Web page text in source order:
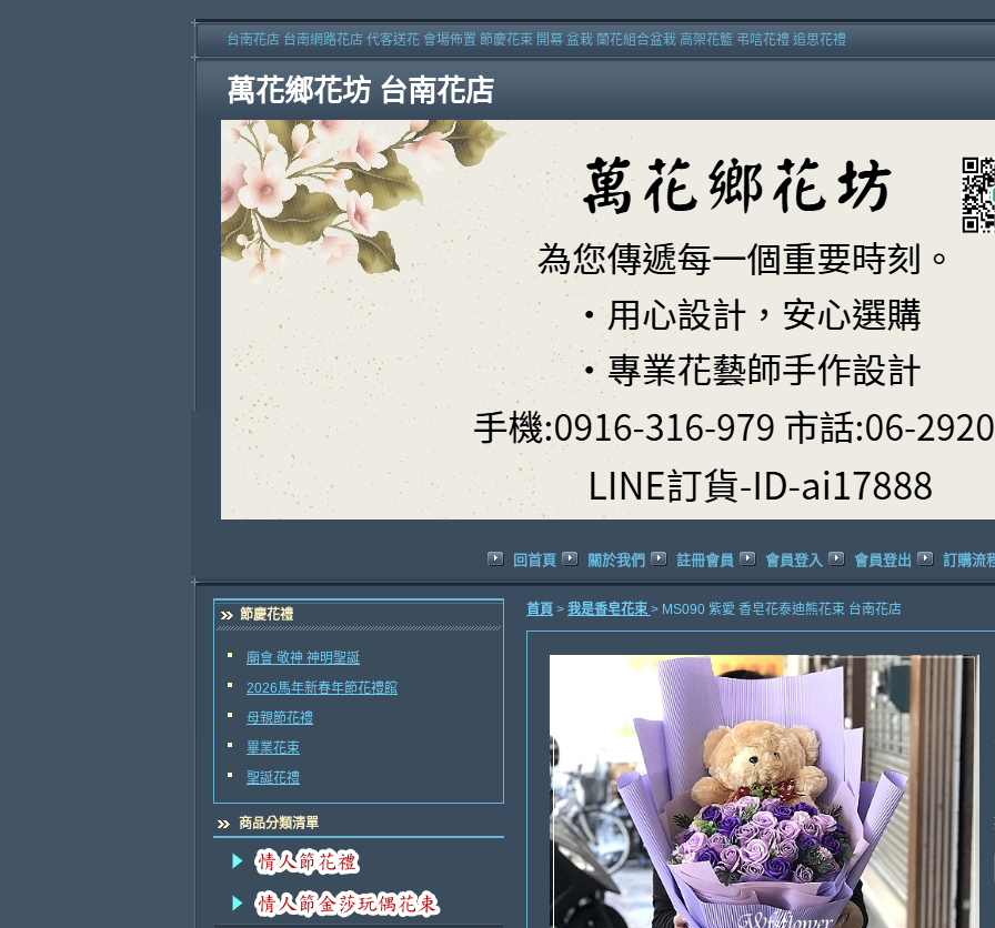
萬花鄉花坊 台南花店
台南花店 台南網路花店 代客送花 會場佈置 節慶花束 開幕 盆栽 蘭花組合盆栽 高架花籃 弔唁花禮 追思花禮
回首頁 關於我們 註冊會員 會員登入 會員登出 訂購流
節慶花禮
廟會 敬神 神明聖誕
2026馬年新春年節花禮館
母親節花禮
畢業花束
聖誕花禮
商品分類清單
首頁 > 我是香皂花束 > MS090 紫愛 香皂花泰迪熊花束 台南花店